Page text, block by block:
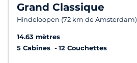
Grand Classique
Hindeloopen (72 km de Amsterdam)
14.63 mètres
5 Cabines
12 Couchettes